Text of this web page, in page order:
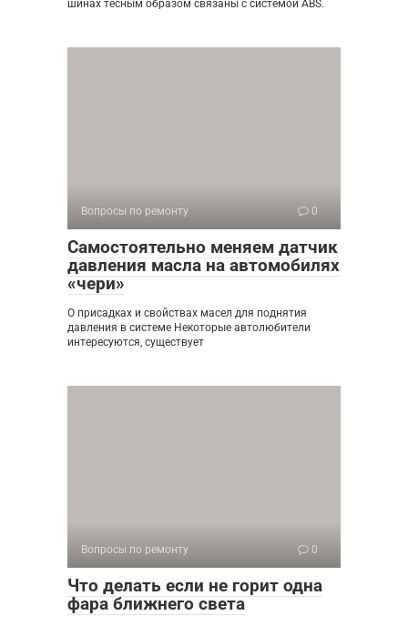
шинах тесным образом связаны с системой ABS.
Вопросы по ремонту 0
Самостоятельно меняем датчик
давления масла на автомобилях
«чери»
О присадках и свойствах масел для поднятия
давления в системе Некоторые автолюбители
интересуются, существует
Вопросы по ремонту 0
Что делать если не горит одна
фара ближнего света